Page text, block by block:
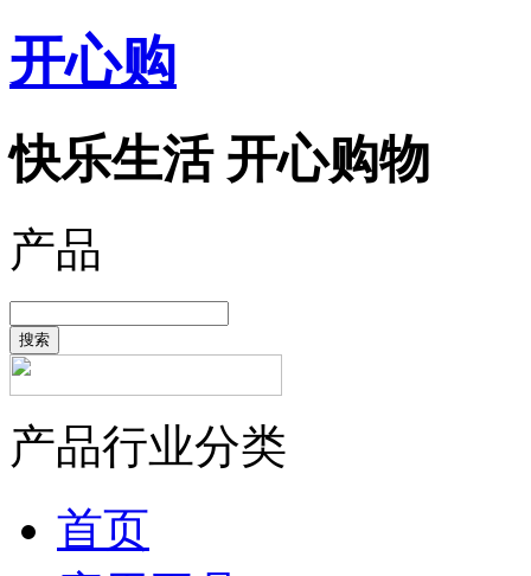
开心购
快乐生活 开心购物
产品
搜索
产品行业分类
首页